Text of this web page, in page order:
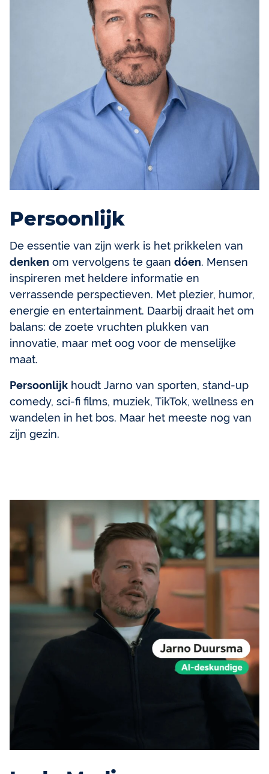
Persoonlijk
De essentie van zijn werk is het prikkelen van
denken om vervolgens te gaan dóen. Mensen
inspireren met heldere informatie en
verrassende perspectieven. Met plezier, humor,
energie en entertainment. Daarbij draait het om
balans: de zoete vruchten plukken van
innovatie, maar met oog voor de menselijke
maat.
Persoonlijk houdt Jarno van sporten, stand-up
comedy, sci-fi films, muziek, TikTok, wellness en
wandelen in het bos. Maar het meeste nog van
zijn gezin.